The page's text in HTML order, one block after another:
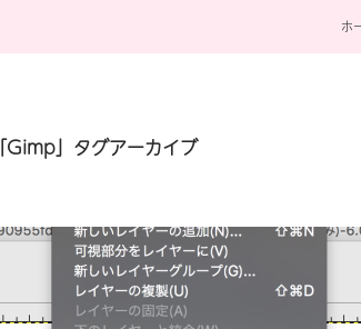
ホ
「Gimp」タグアーカイブ